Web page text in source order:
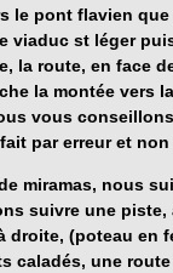
le pont flavien
viaduc st léger
la route, en face
la montée vers la
vous
par erreur et
miramas, nous
suivre une piste,
droite, (poteau en
caladés, une